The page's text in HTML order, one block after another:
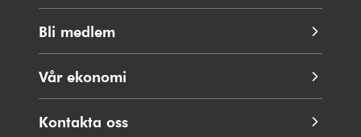
Bli medlem
Vår ekonomi
Kontakta oss